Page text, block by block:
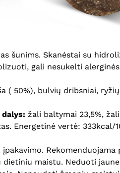
šunims. Skanėstai su
gali nesukelti
( 50%), bulvių dribsniai,
žali baltymai 23,5%, žali
Energetinė vertė: 333kcal/
dietiniu maistu. Neduoti